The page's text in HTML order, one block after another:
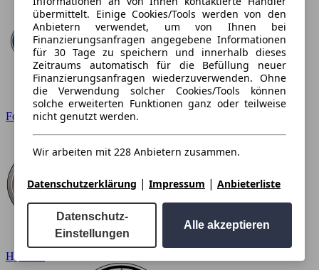
Ford
Hyundai
übermittelt. Einige Cookies/Tools werden von den
Anbietern verwendet, um von Ihnen bei
Finanzierungsanfragen angegebene Informationen
für 30 Tage zu speichern und innerhalb dieses
Zeitraums automatisch für die Befüllung neuer
Finanzierungsanfragen wiederzuverwenden. Ohne
die Verwendung solcher Cookies/Tools können
solche erweiterten Funktionen ganz oder teilweise
nicht genutzt werden.
Wir arbeiten mit 228 Anbietern zusammen.
Datenschutzerklärung | Impressum | Anbieterliste
Datenschutz-
Einstellungen
Alle akzeptieren